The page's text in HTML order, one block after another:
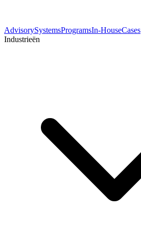
AdvisorySystemsProgramsIn-HouseCases
Industrieën